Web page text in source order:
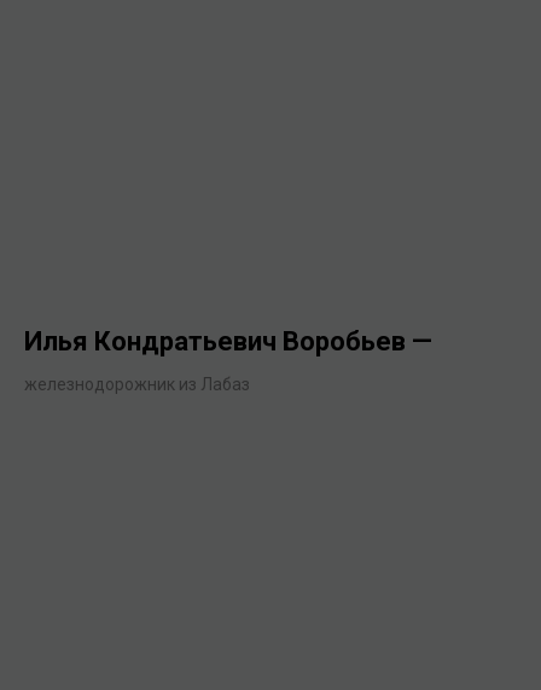
Илья Кондратьевич Воробьев —
железнодорожник из Лабаз